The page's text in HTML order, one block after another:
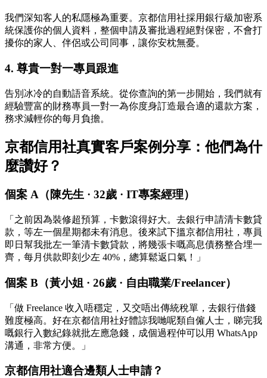
我們深知客人的私隱極為重要。京都信用社採用銀行級加密系
統保護你的個人資料，整個申請及審批過程絕對保密，不會打
擾你的家人、伴侶或公司同事，讓你安枕無憂。
4. 尊貴一對一專員跟進
告別冰冷的自動語音系統。從你查詢的第一步開始，我們就有
經驗豐富的財務專員一對一為你度身訂造最合適的還款方案，
務求減輕你的每月負擔。
京都信用社真實客戶案例分享：他們為什
麼讚好？
個案 A（陳先生 · 32歲 · IT專案經理）
「之前因為裝修超預算，卡數滾得好大。去銀行申請清卡數貸
款，等左一個星期都未有消息。後來試下搵京都信用社，專員
即日幫我批左一筆清卡數貸款，將幾張卡嘅高息債務整合埋一
齊，每月供款即刻少左 40%，總算鬆返口氣！」
個案 B（黃小姐 · 26歲 · 自由職業/Freelancer）
「做 Freelance 收入唔穩定，又交唔出傳統稅單，去銀行借錢
難度極高。好在京都信用社好體諒我哋呢類自僱人士，睇完我
嘅銀行入數紀錄就批左應急錢，成個過程仲可以用 WhatsApp
溝通，非常方便。」
京都信用社適合邊類人士申請？